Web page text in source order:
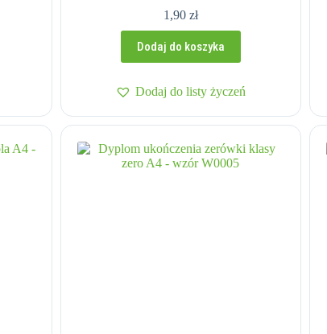
1,90 zł
Dodaj do koszyka
Dodaj do listy życzeń